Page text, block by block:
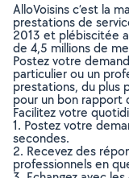
AlloVoisins c’est la
prestations de
2013 et plébiscitée
de 4,5 millions de
Postez votre
particulier ou un
prestations, du plus
pour un bon rapport
Facilitez votre
1. Postez votre
secondes.
2. Recevez des
professionnels en